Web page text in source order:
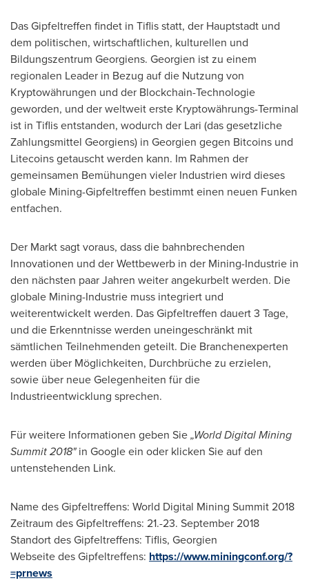
Das Gipfeltreffen findet in Tiflis statt, der Hauptstadt und
dem politischen, wirtschaftlichen, kulturellen und
Bildungszentrum Georgiens. Georgien ist zu einem
regionalen Leader in Bezug auf die Nutzung von
Kryptowährungen und der Blockchain-Technologie
geworden, und der weltweit erste Kryptowährungs-Terminal
ist in Tiflis entstanden, wodurch der Lari (das gesetzliche
Zahlungsmittel Georgiens) in Georgien gegen Bitcoins und
Litecoins getauscht werden kann. Im Rahmen der
gemeinsamen Bemühungen vieler Industrien wird dieses
globale Mining-Gipfeltreffen bestimmt einen neuen Funken
entfachen.
Der Marktsagt voraus, dass die bahnbrechenden
Innovationen und der Wettbewerb in der Mining-Industrie in
den nächsten paar Jahren weiter angekurbelt werden. Die
globale Mining-Industrie muss integriert und
weiterentwickelt werden. Das Gipfeltreffen dauert 3 Tage,
und die Erkenntnisse werden uneingeschränkt mit
sämtlichen Teilnehmenden geteilt. Die Branchenexperten
werden über Möglichkeiten, Durchbrüche zu erzielen,
sowie über neue Gelegenheiten für die
Industrieentwicklung sprechen.
Für weitere Informationen geben Sie„World Digital Mining
Summit 2018"in Google ein oder klicken Sie auf den
untenstehenden Link.
Name des Gipfeltreffens: World Digital Mining Summit 2018
Zeitraum des Gipfeltreffens: 21.-23. September 2018
Standort des Gipfeltreffens: Tiflis, Georgien
Webseite des Gipfeltreffens: https://www.miningconf.org/?
=prnews